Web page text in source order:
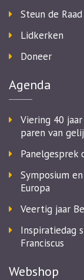
Steun de Raad
Lidkerken
Doneer
Agenda
Viering 40
paren van
Panelgesprek
Symposium
Europa
Veertig jaar
Inspiratiedag
Franciscus
Webshop